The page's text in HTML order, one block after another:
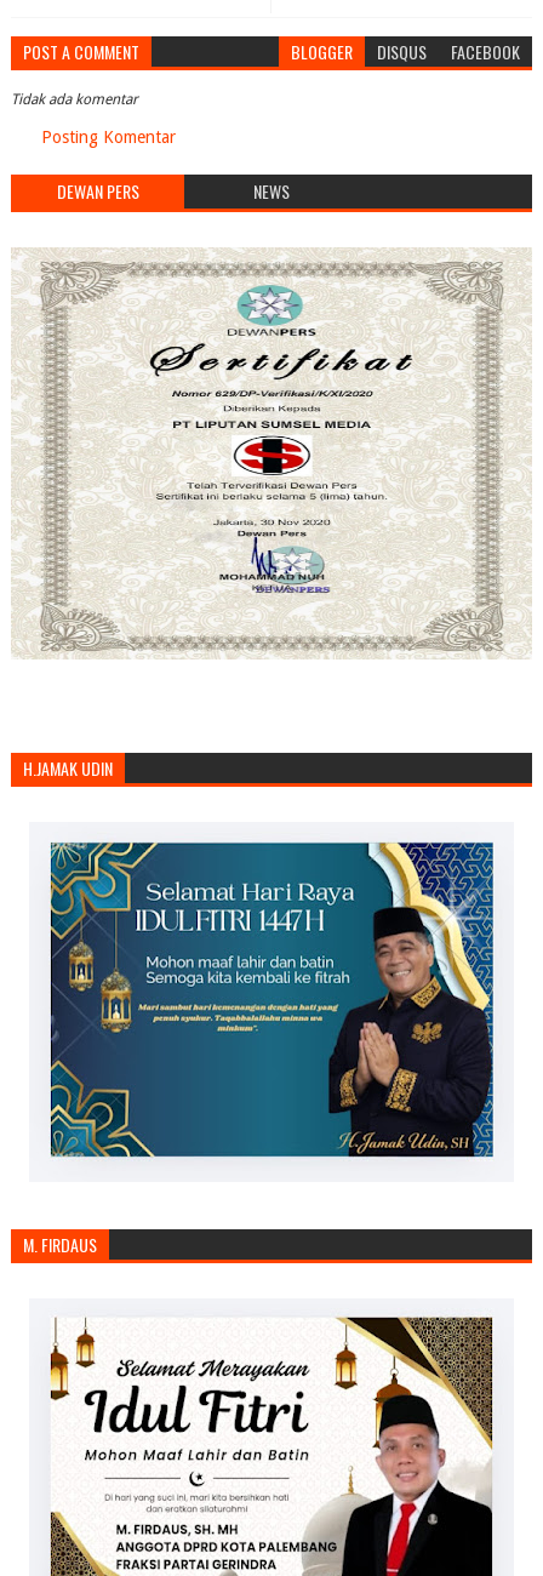
POST A COMMENT BLOGGER DISQUS FACEBOOK
Tidak ada komentar
Posting Komentar
DEWAN PERS NEWS
H.JAMAK UDIN
M. FIRDAUS